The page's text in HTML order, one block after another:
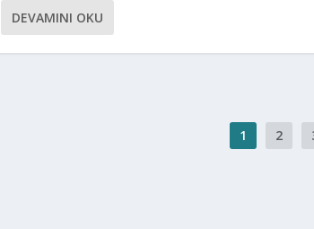
DEVAMINI OKU
1 2